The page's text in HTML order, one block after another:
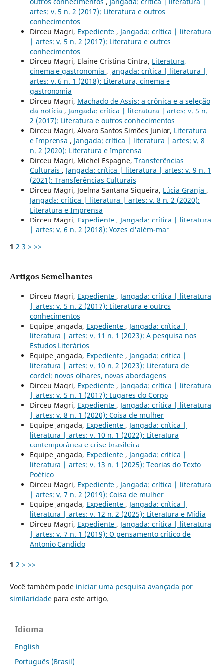
artes: v. 5 n. 2 (2017): Literatura e outros
conhecimentos
Dirceu Magri, Expediente , Jangada: crítica | literatura
| artes: v. 5 n. 2 (2017): Literatura e outros
conhecimentos
Dirceu Magri, Elaine Cristina Cintra, Literatura,
cinema e gastronomia , Jangada: crítica | literatura |
artes: v. 6 n. 1 (2018): Literatura, cinema e
gastronomia
Dirceu Magri, Machado de Assis: a crônica e a seleção
da notícia , Jangada: crítica | literatura | artes: v. 5 n.
2 (2017): Literatura e outros conhecimentos
Dirceu Magri, Alvaro Santos Simões Junior, Literatura
e Imprensa , Jangada: crítica | literatura | artes: v. 8
n. 2 (2020): Literatura e Imprensa
Dirceu Magri, Michel Espagne, Transferências
Culturais , Jangada: crítica | literatura | artes: v. 9 n. 1
(2021): Transferências Culturais
Dirceu Magri, Joelma Santana Siqueira, Lúcia Granja ,
Jangada: crítica | literatura | artes: v. 8 n. 2 (2020):
Literatura e Imprensa
Dirceu Magri, Expediente , Jangada: crítica | literatura
| artes: v. 6 n. 2 (2018): Vozes d'além-mar
1 2 3 > >>
Artigos Semelhantes
Dirceu Magri, Expediente , Jangada: crítica | literatura
| artes: v. 5 n. 2 (2017): Literatura e outros
conhecimentos
Equipe Jangada, Expediente , Jangada: crítica |
literatura | artes: v. 11 n. 1 (2023): A pesquisa nos
Estudos Literários
Equipe Jangada, Expediente , Jangada: crítica |
literatura | artes: v. 10 n. 2 (2023): Literatura de
cordel: novos olhares, novas abordagens
Dirceu Magri, Expediente , Jangada: crítica | literatura
| artes: v. 5 n. 1 (2017): Lugares do Corpo
Dirceu Magri, Expediente , Jangada: crítica | literatura
| artes: v. 8 n. 1 (2020): Coisa de mulher
Equipe Jangada, Expediente , Jangada: crítica |
literatura | artes: v. 10 n. 1 (2022): Literatura
contemporânea e crise brasileira
Equipe Jangada, Expediente , Jangada: crítica |
literatura | artes: v. 13 n. 1 (2025): Teorias do Texto
Poético
Dirceu Magri, Expediente , Jangada: crítica | literatura
| artes: v. 7 n. 2 (2019): Coisa de mulher
Equipe Jangada, Expediente , Jangada: crítica |
literatura | artes: v. 12 n. 2 (2025): Literatura e Mídia
Dirceu Magri, Expediente , Jangada: crítica | literatura
| artes: v. 7 n. 1 (2019): O pensamento crítico de
Antonio Candido
1 2 > >>
Você também pode iniciar uma pesquisa avançada por
similaridadepara este artigo.
Idioma
English
Português (Brasil)